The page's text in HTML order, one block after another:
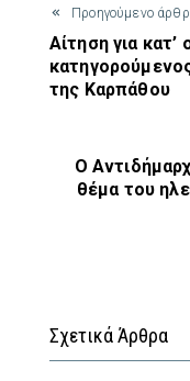
Προηγούμενο
Αίτηση για
της Καρπάθου
Ο
θέμα του
Σχετικά Άρθρα